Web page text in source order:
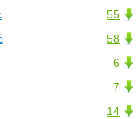
55
58
6
7
14